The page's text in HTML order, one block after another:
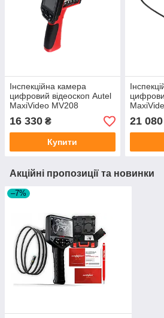
Інспекційна камера
цифровий відеоскоп Autel
MaxiVideo MV208
16 330 ₴
Купити
21 080
Акційні пропозиції та новинки
–7%